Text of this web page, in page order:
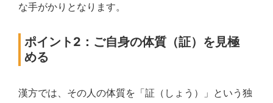
な手がかりとなります。
ポイント2：ご自身の体質（証）を見極
める
漢方では、その人の体質を「証（しょう）」という独